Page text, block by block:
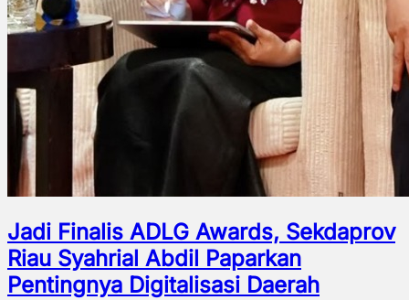
Jadi Finalis ADLG Awards, Sekdaprov
Riau Syahrial Abdil Paparkan
Pentingnya Digitalisasi Daerah